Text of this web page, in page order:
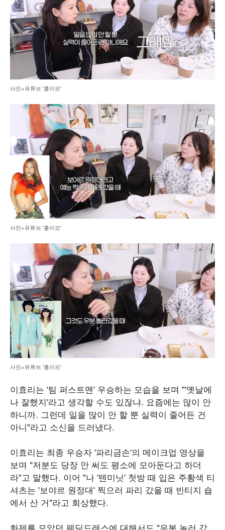
사진=유튜브 '홍이모'
사진=유튜브 '홍이모'
사진=유튜브 '홍이모'
이효리는 '팀 퍼스트맨' 우승하는 모습을 보며 "'옛날에
나 잘했지'라고 생각할 수도 있잖냐. 요즘에는 많이 안
하니까. 그런데 일을 많이 안 할 뿐 실력이 줄어든 건
아니"라고 소신을 드러냈다.
이효리는 최종 우승자 '파리금손'의 메이크업 영상을
보며 "저분도 당장 안 써도 평소에 모아둔다고 하더
라"고 말했다. 이어 "나 '텐미닛' 첫방 때 입은 주황색 티
셔츠는 '보야르 원정대' 찍으러 파리 갔을 때 빈티지 숍
에서 산 거"라고 회상했다.
화제를 모았던 웨딩드레스에 대해서도 "우봇 놀러 갔